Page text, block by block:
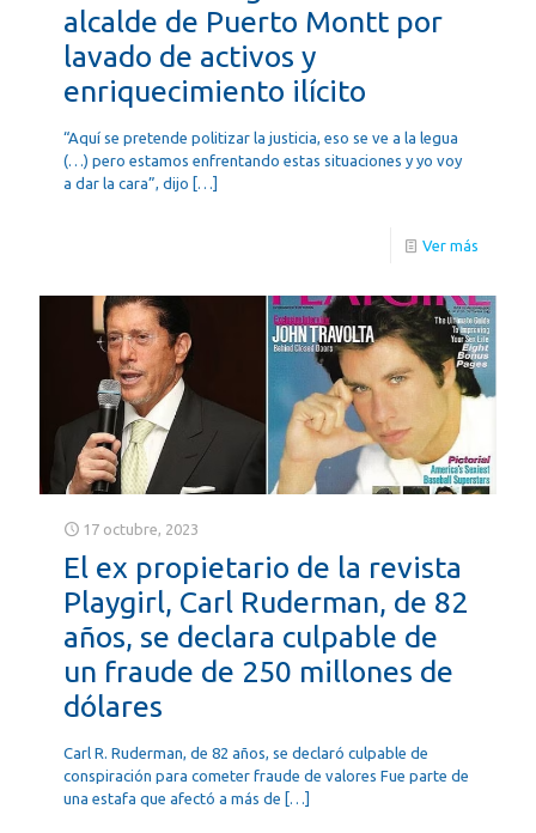
alcalde de Puerto Montt por
lavado de activos y
enriquecimiento ilícito
“Aquí se pretende politizar la justicia, eso se ve a la legua
(…) pero estamos enfrentando estas situaciones y yo voy
a dar la cara”, dijo […]
Ver más
17 octubre, 2023
El ex propietario de la revista
Playgirl, Carl Ruderman, de 82
años, se declara culpable de
un fraude de 250 millones de
dólares
Carl R. Ruderman, de 82 años, se declaró culpable de
conspiración para cometer fraude de valores Fue parte de
una estafa que afectó a más de […]